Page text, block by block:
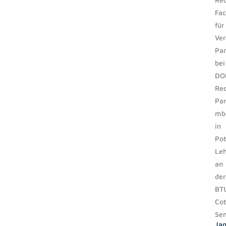
für
bei
in
an
der